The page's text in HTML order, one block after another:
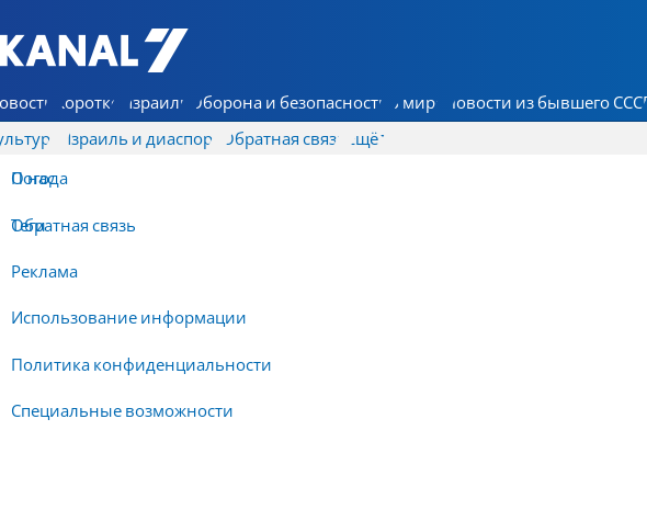
7 КАНАЛ - Аруц Шева
Коротко Израиль Оборона и безопасность В мире Новости из бывшего СССР
Израиль и диаспора Обратная связь
О нас
Обратная связь
Реклама
Использование информации
Политика конфиденциальности
Специальные возможности
Ещё
Погода
Теги